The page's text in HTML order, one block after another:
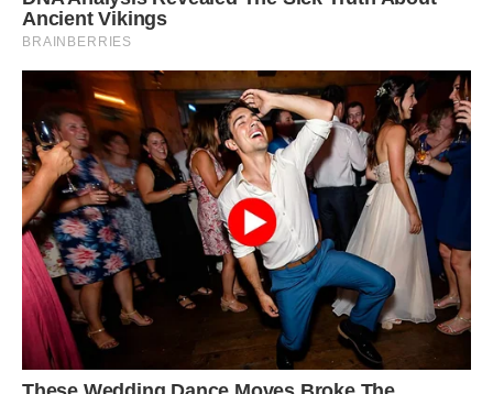
Акуратно з допомогою лопатки вмішуємо сухі інгредієнти
в яєчну масу.
Форму (25х35) застеляємо пергаментом (нічим не
змащуємо). Обережно викладаємо тісто на форму.
Випікаємо при температурі 160 градусів 30-35 хвилин.
Виймаємо готовий корж з духовки. Підняти на
відстань 30 см над столом (чи підлогою) і відпустити
(кинути). Дати коржу охолонути і розрізати на два
коржі.
Горіхи дрібно січемо (можна перемолоти на м’ясорубці).
Збиваємо білок до густої піни, поступово
вводимо цукор і збиваємо до гладкої маси, як на безе.
До білкової маси додаємо горіхи, борошно та